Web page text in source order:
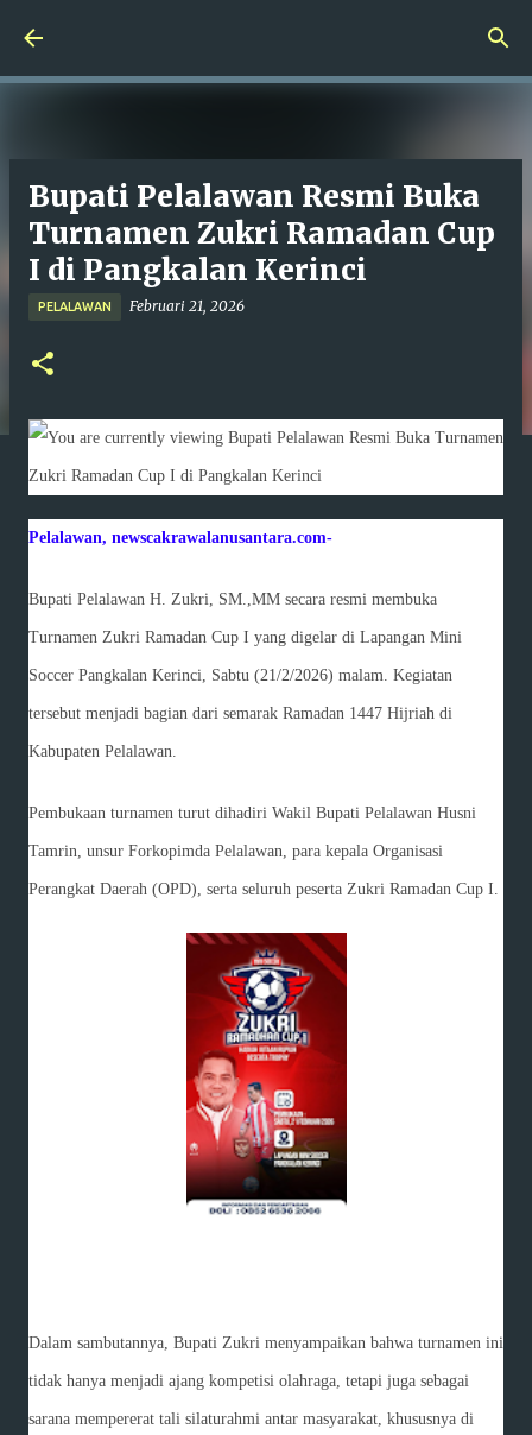
Bupati Pelalawan Resmi Buka
Turnamen Zukri Ramadan Cup
I di Pangkalan Kerinci
PELALAWAN Februari 21, 2026
Pelalawan, newscakrawalanusantara.com-
Bupati Pelalawan H. Zukri, SM.,MM secara resmi membuka
Turnamen Zukri Ramadan Cup I yang digelar di Lapangan Mini
Soccer Pangkalan Kerinci, Sabtu (21/2/2026) malam. Kegiatan
tersebut menjadi bagian dari semarak Ramadan 1447 Hijriah di
Kabupaten Pelalawan.
Pembukaan turnamen turut dihadiri Wakil Bupati Pelalawan Husni
Tamrin, unsur Forkopimda Pelalawan, para kepala Organisasi
Perangkat Daerah (OPD), serta seluruh peserta Zukri Ramadan Cup I.
Dalam sambutannya, Bupati Zukri menyampaikan bahwa turnamen ini
tidak hanya menjadi ajang kompetisi olahraga, tetapi juga sebagai
sarana mempererat tali silaturahmi antar masyarakat, khususnya di